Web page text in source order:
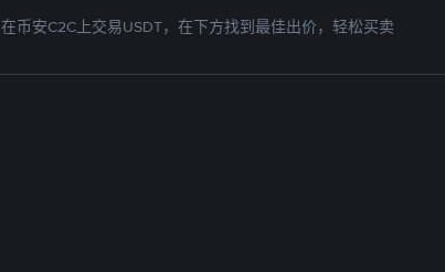
在币安C2C上交易USDT，在下方找到最佳出价，轻松买卖